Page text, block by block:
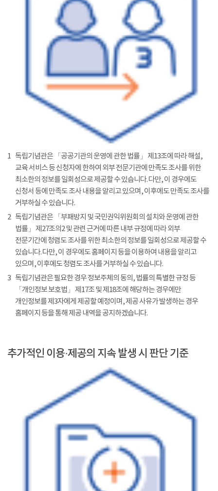
1 독립기념관은 「공공기관의 운영에 관한 법률」 제13조에 따라 해설,
교육 서비스 등 신청자에 한하여 외부 전문기관에 만족도 조사를 위한
최소한의 정보를 일회성으로 제공할 수 있습니다. 다만, 이 경우에도
신청서 등에 만족도 조사 내용을 알리고 있으며, 이후에도 만족도 조사를
거부하실 수 있습니다.
2 독립기념관은 「부패방지 및 국민권익위원회의 설치와 운영에 관한
법률」 제27조의2 및 관련 근거에 따른 내부 규정에 따라 외부
전문기간에 청렴도 조사를 위한 최소한의 정보를 일회성으로 제공할 수
있습니다. 다만, 이 경우에도 홈페이지 등을 이용하여 내용을 알리고
있으며, 이후에도 청렴도 조사를 거부하실 수 있습니다.
3 독립기념관은 필요한 경우 정보주체의 동의, 법률의 특별한 규정 등
「개인정보 보호법」 제17조 및 제18조에 해당하는 경우에만
개인정보를 제3자에게 제공할 예정이며, 제공 사유가 발생하는 경우
홈페이지 등을 통해 제공 내역을 공지하겠습니다.
추가적인 이용·제공의 지속 발생 시 판단 기준